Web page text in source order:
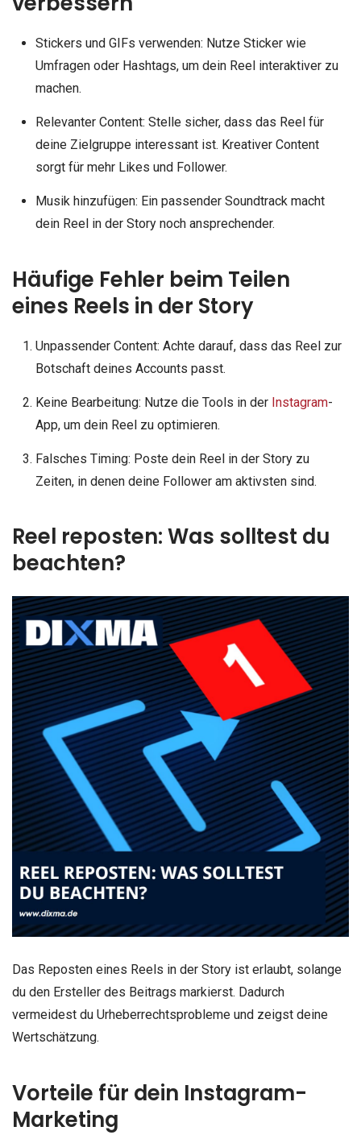
Stickers und GIFs verwenden: Nutze Sticker wie
Umfragen oder Hashtags, um dein Reel interaktiver zu
machen.
Relevanter Content: Stelle sicher, dass das Reel für
deine Zielgruppe interessant ist. Kreativer Content
sorgt für mehr Likes und Follower.
Musik hinzufügen: Ein passender Soundtrack macht
dein Reel in der Story noch ansprechender.
Häufige Fehler beim Teilen
eines Reels in der Story
Unpassender Content: Achte darauf, dass das Reel zur
Botschaft deines Accounts passt.
Keine Bearbeitung: Nutze die Tools in der Instagram-
App, um dein Reel zu optimieren.
Falsches Timing: Poste dein Reel in der Story zu
Zeiten, in denen deine Follower am aktivsten sind.
Reel reposten: Was solltest du
beachten?
Das Reposten eines Reels in der Story ist erlaubt, solange
du den Ersteller des Beitrags markierst. Dadurch
vermeidest du Urheberrechtsprobleme und zeigst deine
Wertschätzung.
Vorteile für dein Instagram-
Marketing